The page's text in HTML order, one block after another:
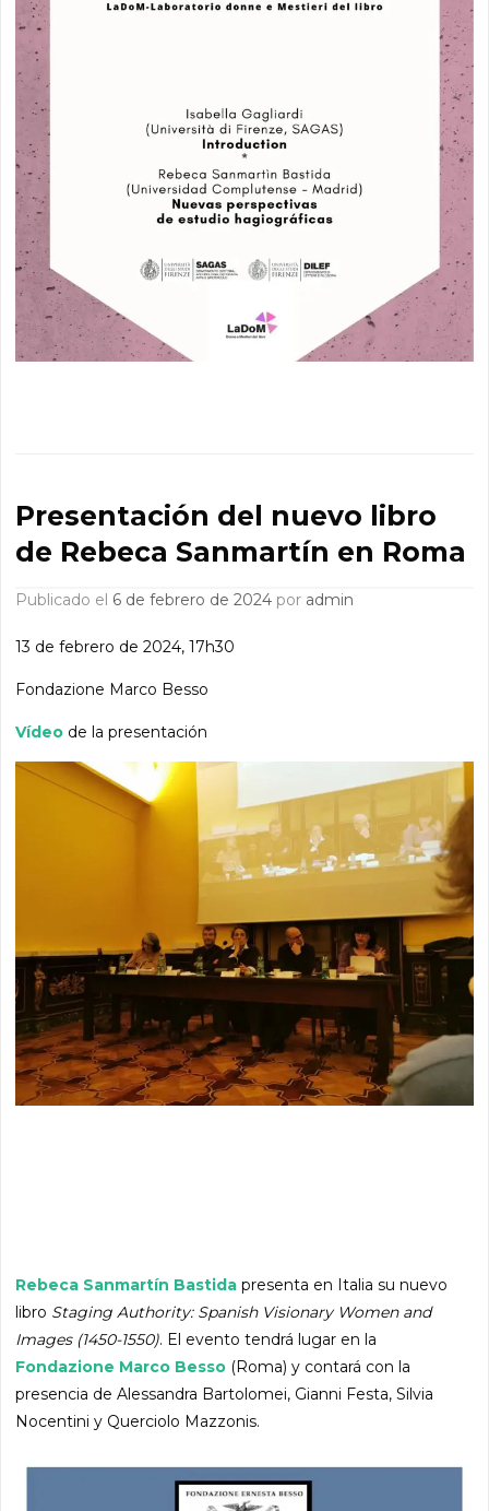
Presentación del nuevo libro
de Rebeca Sanmartín en Roma
Publicado el 6 de febrero de 2024 por admin
13 de febrero de 2024, 17h30
Fondazione Marco Besso
Vídeo de la presentación
Rebeca Sanmartín Bastidapresenta en Italia su nuevo
libro Staging Authority: Spanish Visionary Women and
Images (1450-1550). El evento tendrá lugar en la
Fondazione Marco Besso (Roma) y contará con la
presencia de Alessandra Bartolomei, Gianni Festa, Silvia
Nocentini y Querciolo Mazzonis.